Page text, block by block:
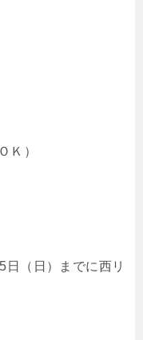
Ｋ）
日（日）までに西リ